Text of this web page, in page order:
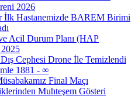
2026
İlk Hastanemizde BAREM Birimi
Acil Durum Planı (HAP
Cephesi Drone İle Temizlendi
1881 - ∞
Final Maçı
Muhteşem Gösteri